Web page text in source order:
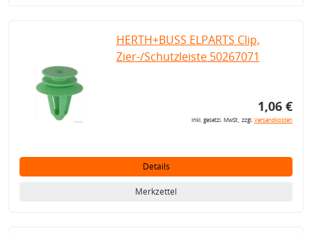
HERTH+BUSS ELPARTS Clip,
Zier-/Schutzleiste 50267071
1,06 €
inkl. gesetzl. MwSt., zzgl.Versandkosten
Details
Merkzettel